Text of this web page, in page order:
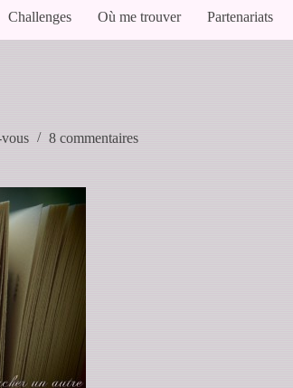
Challenges Où me trouver Partenariats
8 commentaires